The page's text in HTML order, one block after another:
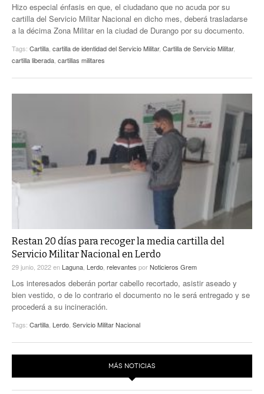
LA MEJOR INFORMACIÓN
Hizo especial énfasis en que, el ciudadano que no acuda por su
cartilla del Servicio Militar Nacional en dicho mes, deberá trasladarse
a la décima Zona Militar en la ciudad de Durango por su documento.
Tags: Cartilla cartilla de identidad del Servicio Militar, Cartilla de Servicio Militar,
cartilla liberada cartillas militares
Restan 20 días para recoger la media cartilla del
Servicio Militar Nacional en Lerdo
29 junio, 2022en Laguna Lerdo relevantes porNoticieros Grem
Los interesados deberán portar cabello recortado, asistir aseado y
bien vestido, o de lo contrario el documento no le será entregado y se
procederá a su incineración.
Tags: Cartilla Lerdo Servicio Militar Nacional
MÁS NOTICIAS